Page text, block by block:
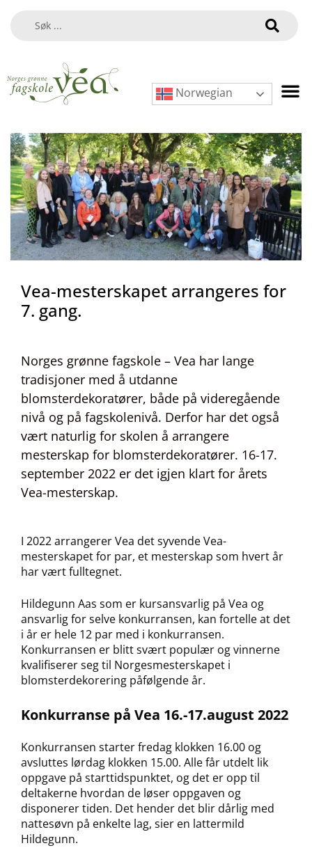
Norwegian
Vea-mesterskapet arrangeres for
7. gang.
Norges grønne fagskole – Vea har lange
tradisjoner med å utdanne
blomsterdekoratører, både på videregående
nivå og på fagskolenivå. Derfor har det også
vært naturlig for skolen å arrangere
mesterskap for blomsterdekoratører. 16-17.
september 2022 er det igjen klart for årets
Vea-mesterskap.
I 2022 arrangerer Vea det syvende Vea-
mesterskapet for par, et mesterskap som hvert år
har vært fulltegnet.
Hildegunn Aas som er kursansvarlig på Vea og
ansvarlig for selve konkurransen, kan fortelle at det
i år er hele 12 par med i konkurransen.
Konkurransen er blitt svært populær og vinnerne
kvalifiserer seg til Norgesmesterskapet i
blomsterdekorering påfølgende år.
Konkurranse på Vea 16.-17.august 2022
Konkurransen starter fredag klokken 16.00 og
avsluttes lørdag klokken 15.00. Alle får utdelt lik
oppgave på starttidspunktet, og det er opp til
deltakerne hvordan de løser oppgaven og
disponerer tiden. Det hender det blir dårlig med
nattesøvn på enkelte lag, sier en lattermild
Hildegunn.